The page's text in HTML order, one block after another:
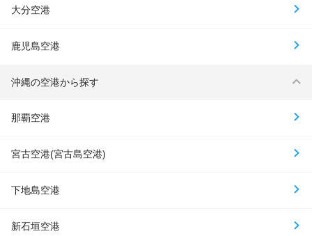
大分空港
鹿児島空港
沖縄の空港から探す
那覇空港
宮古空港(宮古島空港)
下地島空港
新石垣空港